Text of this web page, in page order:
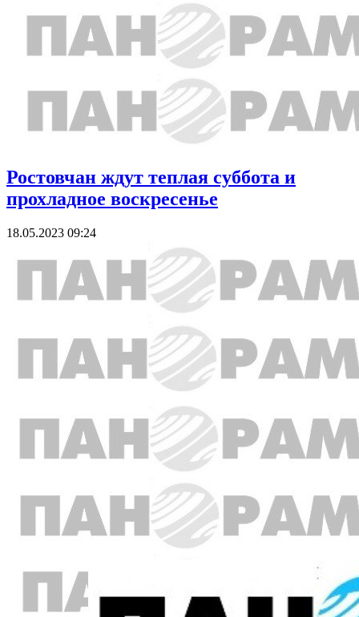
Ростовчан ждут теплая суббота и
прохладное воскресенье
18.05.2023 09:24